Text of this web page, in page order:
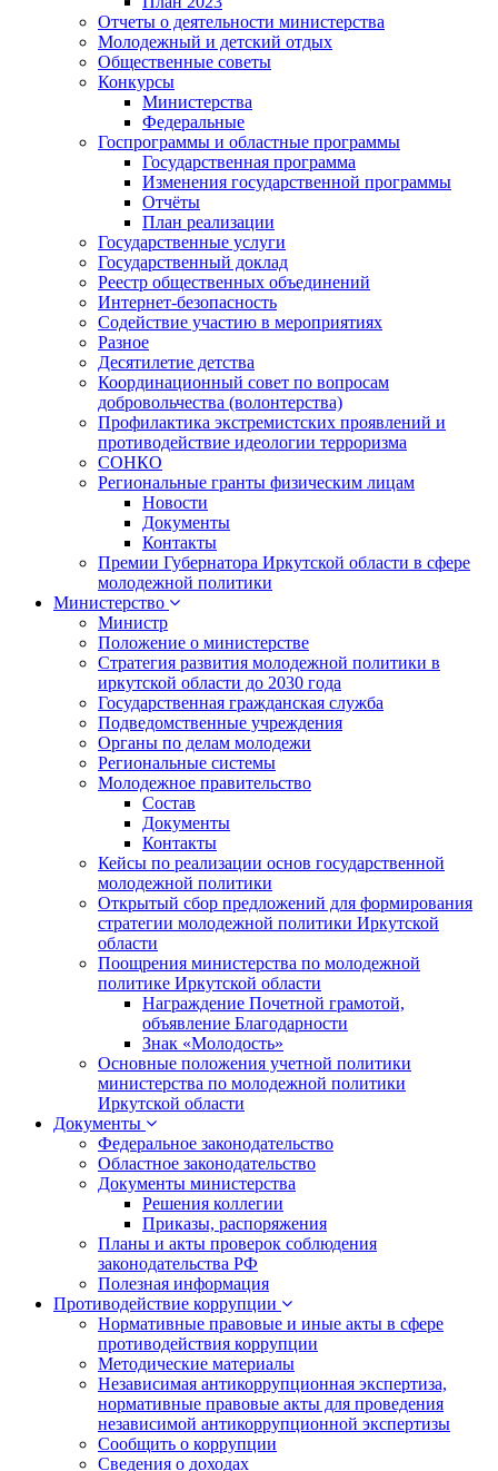
Отчеты о деятельности министерства
Молодежный и детский отдых
Общественные советы
Конкурсы
Министерства
Федеральные
Госпрограммы и областные программы
Государственная программа
Изменения государственной программы
Отчёты
План реализации
Государственные услуги
Государственный доклад
Реестр общественных объединений
Интернет-безопасность
Содействие участию в мероприятиях
Разное
Десятилетие детства
Координационный совет по вопросам
добровольчества (волонтерства)
Профилактика экстремистских проявлений и
противодействие идеологии терроризма
СОНКО
Региональные гранты физическим лицам
Новости
Документы
Контакты
Премии Губернатора Иркутской области в сфере
молодежной политики
Министерство
Министр
Положение о министерстве
Стратегия развития молодежной политики в
иркутской области до 2030 года
Государственная гражданская служба
Подведомственные учреждения
Органы по делам молодежи
Региональные системы
Молодежное правительство
Состав
Документы
Контакты
Кейсы по реализации основ государственной
молодежной политики
Открытый сбор предложений для формирования
стратегии молодежной политики Иркутской
области
Поощрения министерства по молодежной
политике Иркутской области
Награждение Почетной грамотой,
объявление Благодарности
Знак «Молодость»
Основные положения учетной политики
министерства по молодежной политики
Иркутской области
Документы
Федеральное законодательство
Областное законодательство
Документы министерства
Решения коллегии
Приказы, распоряжения
Планы и акты проверок соблюдения
законодательства РФ
Полезная информация
Противодействие коррупции
Нормативные правовые и иные акты в сфере
противодействия коррупции
Методические материалы
Независимая антикоррупционная экспертиза,
нормативные правовые акты для проведения
независимой антикоррупционной экспертизы
Сообщить о коррупции
Сведения о доходах